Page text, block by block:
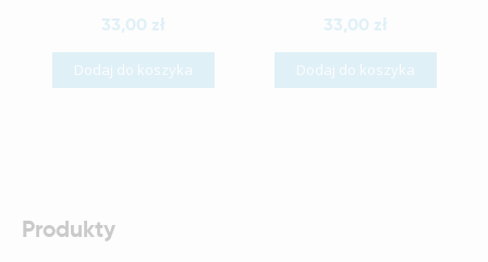
33,00 zł
Dodaj do koszyka
33,00 zł
Dodaj do koszyka
Produkty